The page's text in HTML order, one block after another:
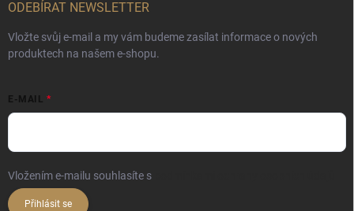
ODEBÍRAT NEWSLETTER
Vložte svůj e-mail a my vám budeme zasílat informace o nových
produktech na našem e-shopu.
E-MAIL
Vložením e-mailu souhlasíte s
Přihlásit se